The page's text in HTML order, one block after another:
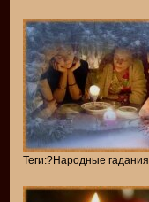
Теги:?Народные гадания